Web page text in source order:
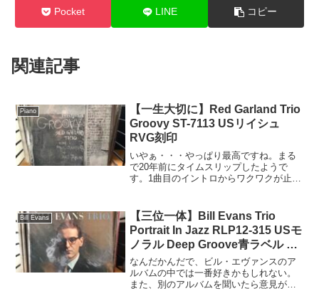
Pocket LINE コピー
関連記事
Piano
【一生大切に】Red Garland Trio
Groovy ST-7113 USリイシュ
RVG刻印
いやぁ・・・やっぱり最高ですね。まる
で20年前にタイムスリップしたようで
す。1曲目のイントロからワクワクが止ま
ド60...
Bill Evans
【三位一体】Bill Evans Trio
Portrait In Jazz RLP12-315 USモ
ノラル Deep Groove青ラベル オ
リジナル
なんだかんだで、ビル・エヴァンスのア
ルバムの中では一番好きかもしれない。
また、別のアルバムを聞いたら意見が変